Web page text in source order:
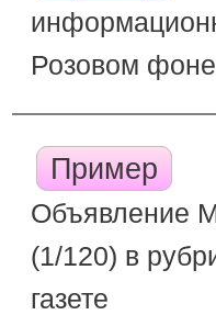
Розовом фоне
Пример
Объявление
(1/120) в
газете